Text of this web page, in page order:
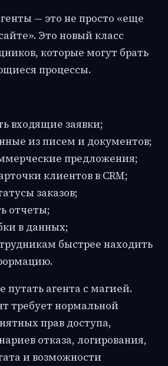
— это не просто «еще
Это новый класс
которые могут брать
процессы.
входящие заявки;
из писем и документов;
предложения;
клиентов в CRM;
заказов;
отчеты;
в данных;
быстрее находить
путать агента с магией.
требует нормальной
прав доступа,
отказа, логирования,
и возможности